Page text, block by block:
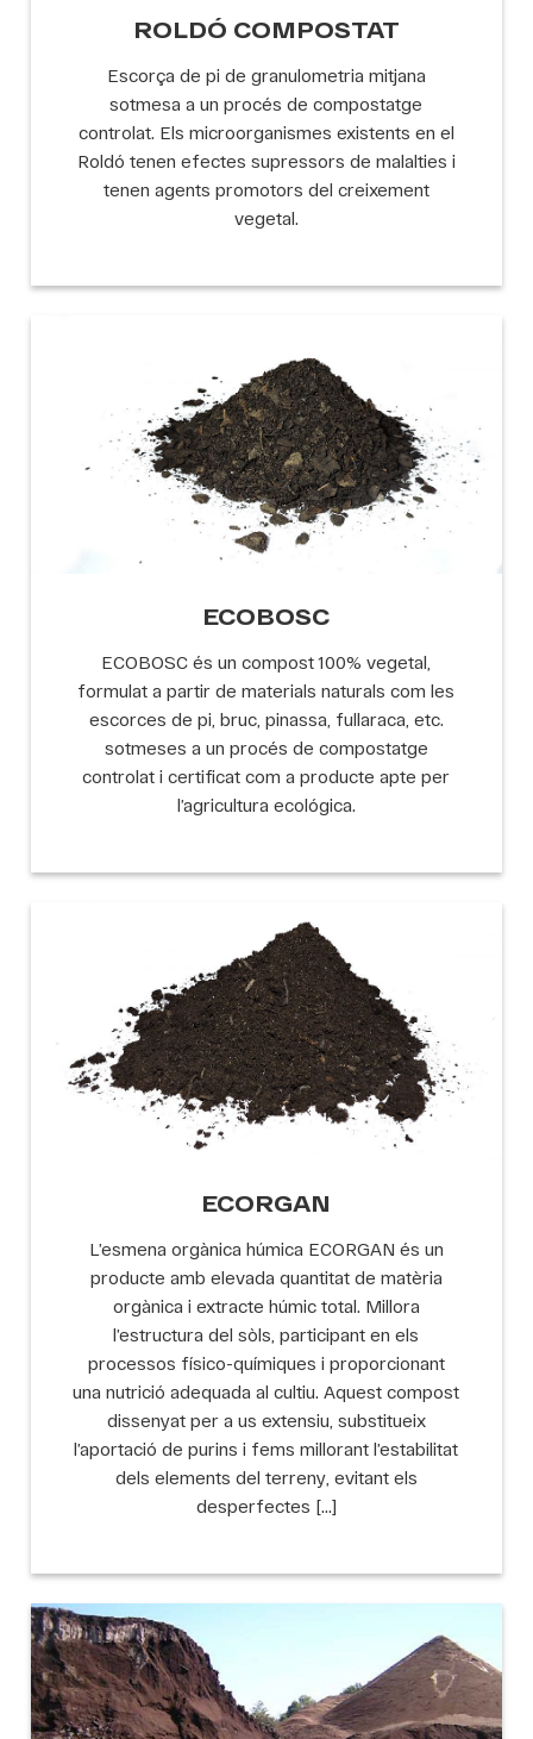
ROLDÓ COMPOSTAT
Escorça de pi de granulometria mitjana
sotmesa a un procés de compostatge
controlat. Els microorganismes existents en el
Roldó tenen efectes supressors de malalties i
tenen agents promotors del creixement
vegetal.
ECOBOSC
ECOBOSC és un compost 100% vegetal,
formulat a partir de materials naturals com les
escorces de pi, bruc, pinassa, fullaraca, etc.
sotmeses a un procés de compostatge
controlat i certificat com a producte apte per
l’agricultura ecológica.
ECORGAN
L’esmena orgànica húmica ECORGAN és un
producte amb elevada quantitat de matèria
orgànica i extracte húmic total. Millora
l’estructura del sòls, participant en els
processos físico-químiques i proporcionant
una nutrició adequada al cultiu. Aquest compost
dissenyat per a us extensiu, substitueix
l’aportació de purins i fems millorant l’estabilitat
dels elements del terreny, evitant els
desperfectes […]